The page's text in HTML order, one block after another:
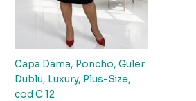
Capa Dama, Poncho, Guler
Dublu, Luxury, Plus-Size,
cod C 12